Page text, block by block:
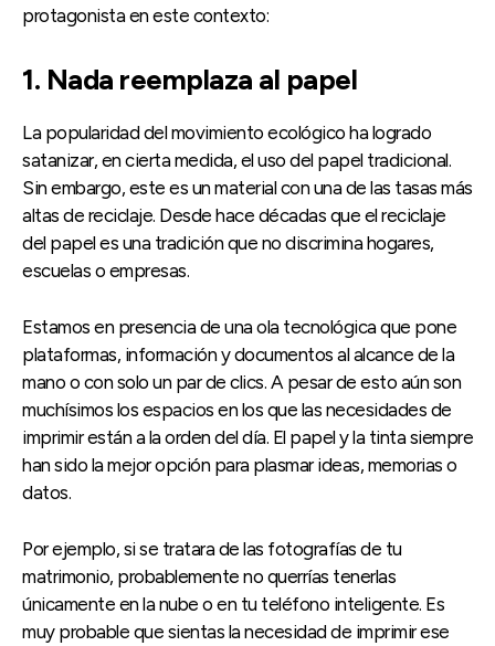
protagonista en este contexto:
1. Nada reemplaza al papel
La popularidad del movimiento ecológico ha logrado
satanizar, en cierta medida, el uso del papel tradicional.
Sin embargo, este es un material con una de las tasas más
altas de reciclaje. Desde hace décadas que el reciclaje
del papel es una tradición que no discrimina hogares,
escuelas o empresas.
Estamos en presencia de una ola tecnológica que pone
plataformas, información y documentos al alcance de la
mano o con solo un par de clics. A pesar de esto aún son
muchísimos los espacios en los que las necesidades de
imprimir están a la orden del día. El papel y la tinta siempre
han sido la mejor opción para plasmar ideas, memorias o
datos.
Por ejemplo, si se tratara de las fotografías de tu
matrimonio, probablemente no querrías tenerlas
únicamente en la nube o en tu teléfono inteligente. Es
muy probable que sientas la necesidad de imprimir ese